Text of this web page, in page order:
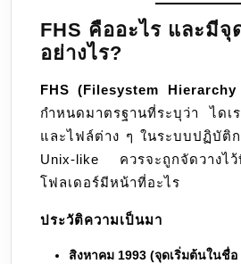
FHS คืออะไร และมีจุ
อย่างไร?
FHS (Filesystem Hierarchy
กำหนดมาตรฐานที่ระบุว่า ไดเ
และไฟล์ต่าง ๆ ในระบบปฏิบัติ
Unix-like ควรจะถูกจัดวาง
โฟลเดอร์มีหน้าที่อะไร
ประวัติความเป็นมา
สิงหาคม 1993 (จุดเริ่มต้นในชื่อ